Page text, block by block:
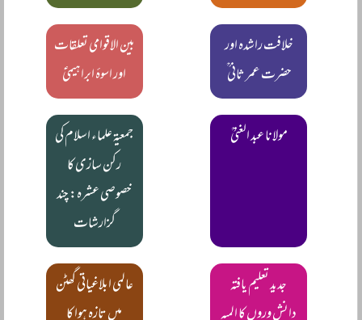
خلافت راشدہ اور
حضرت عمر ثانی ؒ
بین الاقوامی تعلقات
اور اسوۂ ابراہیمیؑ
مولانا عبد الغنیؒ
جمعیۃ علماء اسلام کی
رکن سازی کا
خصوصی عشرہ: چند
گزارشات
جدید تعلیم یافتہ
عالمی ابلاغیاتی گھٹن